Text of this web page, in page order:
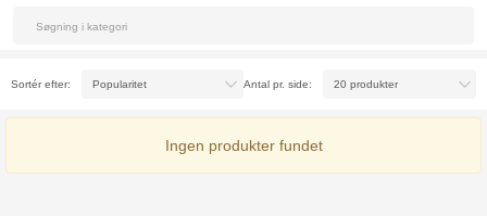
Sortér efter: Antal pr. side:
Ingen produkter fundet